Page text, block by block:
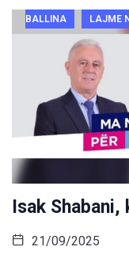
BALLINA LAJME
Isak Shabani,
21/09/2025